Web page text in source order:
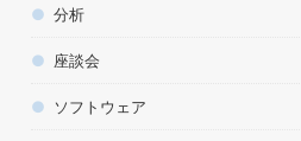
分析
座談会
ソフトウェア